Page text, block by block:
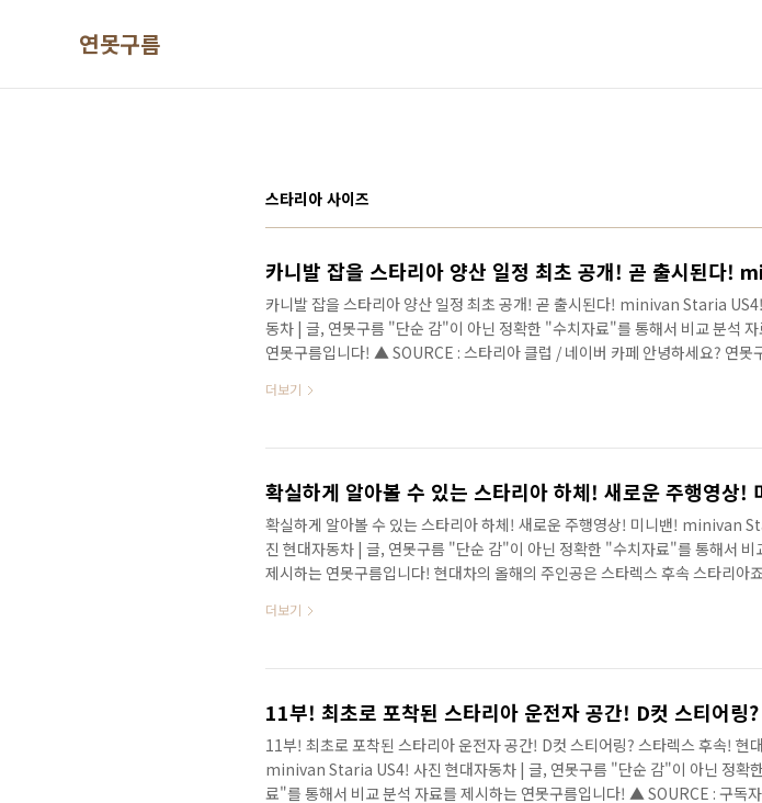
연못구름
스타리아 사이즈
카니발 잡을 스타리아 양산 일정 최초 공개! 곧 출시된다! minivan Staria
동차 | 글, 연못구름 "단순 감"이 아닌 정확한 "수치자료"를 통해서 비교 분석
연못구름입니다! ▲ SOURCE : 스타리아 클럽 / 네이버 카페 안녕하세요? 연못
되었습니다. 최근까지 3월이 가장 유력한 상황이었는데, 아이오닉5와 겹치면서
서는 조금 속상하셨을 것 같은데, 스타렉스의 빠른 소식을 전달하는 스타렉스
더보기
확실하게 알아볼 수 있는 스타리아 하체! 새로운 주행영상! 미니밴! minivan
진 현대자동차 | 글, 연못구름 "단순 감"이 아닌 정확한 "수치자료"를 통해서 비
제시하는 연못구름입니다! 현대차의 올해의 주인공은 스타렉스 후속 스타리아
는 영상으로 보시길 추천합니다. 14년 만에 풀체인지가 되는 스타렉스 후속 스타
와 함께 가장 기대가 되는 차량이 스타리아인 것 같네요! 작년 여름부터 스타리
더보기
11부! 최초로 포착된 스타리아 운전자 공간! D컷 스티어링? 스타렉스 후속! 현
minivan Staria US4! 사진 현대자동차 | 글, 연못구름 "단순 감"이 아닌 정확
료"를 통해서 비교 분석 자료를 제시하는 연못구름입니다! ▲ SOURCE : 구독